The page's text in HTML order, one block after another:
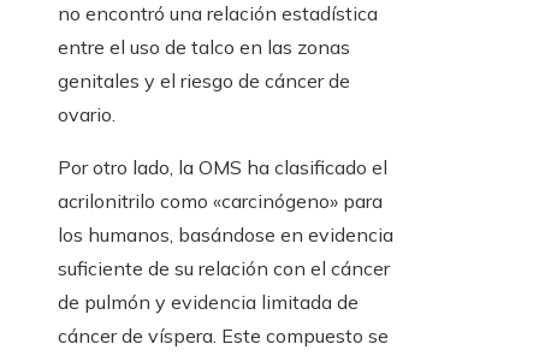
no encontró una relación estadística
entre el uso de talco en las zonas
genitales y el riesgo de cáncer de
ovario.
Por otro lado, la OMS ha clasificado el
acrilonitrilo como «carcinógeno» para
los humanos, basándose en evidencia
suficiente de su relación con el cáncer
de pulmón y evidencia limitada de
cáncer de víspera. Este compuesto se